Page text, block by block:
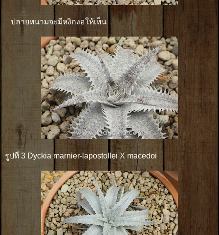
ปลายหนามจะมีหงิกงอให้เห็น
รูปที่ 3 Dyckia marnier-lapostollei X macedoi